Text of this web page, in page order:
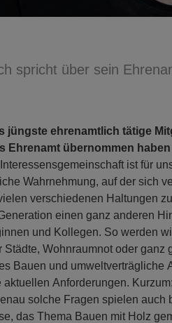
spricht über sein
jüngste ehrenamtlich tätige
Ehrenamt übernommen
ist für
Wahrnehmung, auf der sich
verschiedenen Haltungen
einen ganz anderen
und Kollegen. So werden
Städte, Wohnraumnot oder
Bauen und umweltverträgliche
Anforderungen.
solche Fragen spielen
das Thema Bauen mit Holz